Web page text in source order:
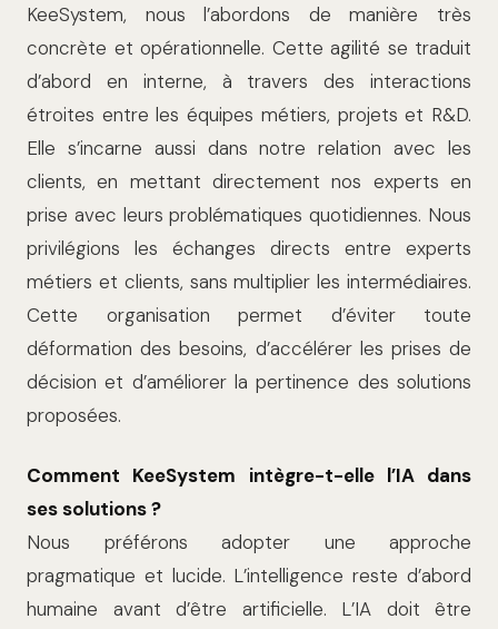
KeeSystem, nous l’abordons de manière très
concrète et opérationnelle. Cette agilité se traduit
d’abord en interne, à travers des interactions
étroites entre les équipes métiers, projets et R&D.
Elle s’incarne aussi dans notre relation avec les
clients, en mettant directement nos experts en
prise avec leurs problématiques quotidiennes. Nous
privilégions les échanges directs entre experts
métiers et clients, sans multiplier les intermédiaires.
Cette organisation permet d’éviter toute
déformation des besoins, d’accélérer les prises de
décision et d’améliorer la pertinence des solutions
proposées.
Comment KeeSystem intègre-t-elle l’IA dans
ses solutions ?
Nous préférons adopter une approche
pragmatique et lucide. L’intelligence reste d’abord
humaine avant d’être artificielle. L’IA doit être